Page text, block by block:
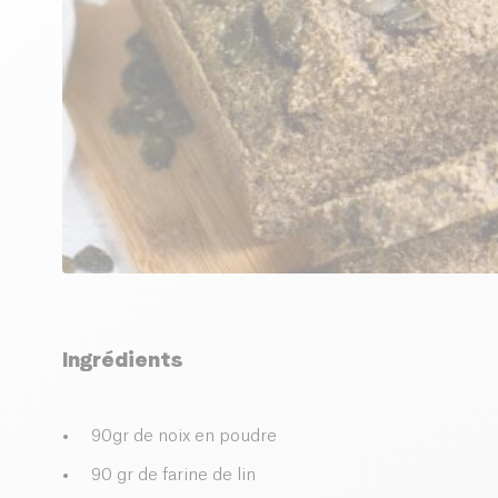
Ingrédients
90gr de noix en poudre
90 gr de farine de lin